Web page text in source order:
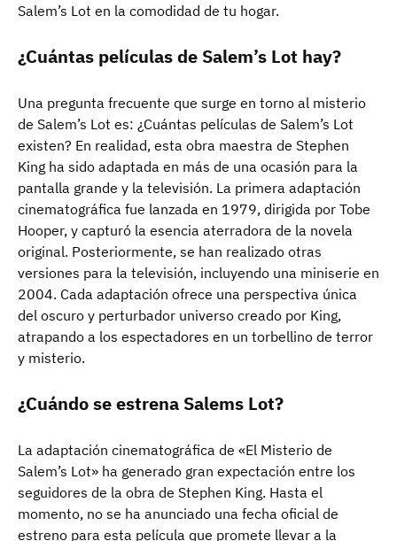
Salem’s Lot en la comodidad de tu hogar.
¿Cuántas películas de Salem’s Lot hay?
Una pregunta frecuente que surge en torno al misterio
de Salem’s Lot es: ¿Cuántas películas de Salem’s Lot
existen? En realidad, esta obra maestra de Stephen
King ha sido adaptada en más de una ocasión para la
pantalla grande y la televisión. La primera adaptación
cinematográfica fue lanzada en 1979, dirigida por Tobe
Hooper, y capturó la esencia aterradora de la novela
original. Posteriormente, se han realizado otras
versiones para la televisión, incluyendo una miniserie en
2004. Cada adaptación ofrece una perspectiva única
del oscuro y perturbador universo creado por King,
atrapando a los espectadores en un torbellino de terror
y misterio.
¿Cuándo se estrena Salems Lot?
La adaptación cinematográfica de «El Misterio de
Salem’s Lot» ha generado gran expectación entre los
seguidores de la obra de Stephen King. Hasta el
momento, no se ha anunciado una fecha oficial de
estreno para esta película que promete llevar a la